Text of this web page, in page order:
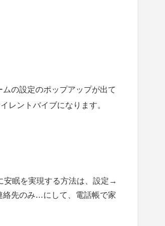
の設定のポップアップが出て
レントバイブになります。
安眠を実現する方法は、設定→
先のみ…にして、電話帳で家